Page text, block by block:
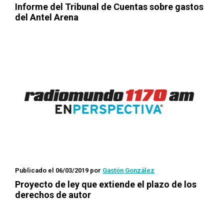
Informe del Tribunal de Cuentas sobre gastos
del Antel Arena
Publicado el 06/03/2019 por Gastón González
Proyecto de ley que extiende el plazo de los
derechos de autor